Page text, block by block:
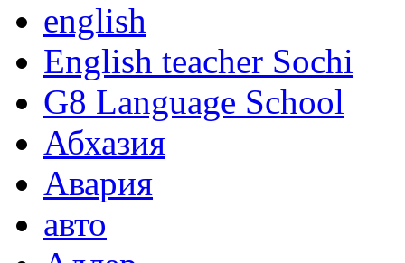
english
English teacher Sochi
G8 Language School
Абхазия
Авария
авто